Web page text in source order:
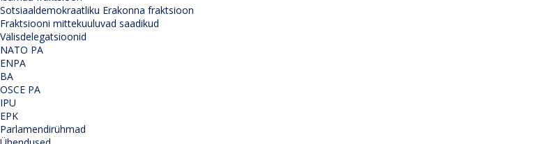
Sotsiaaldemokraatliku Erakonna fraktsioon
Fraktsiooni mittekuuluvad saadikud
Välisdelegatsioonid
NATO PA
ENPA
BA
OSCE PA
IPU
EPK
Parlamendirühmad